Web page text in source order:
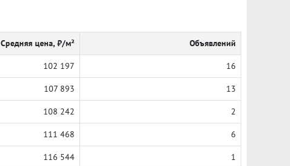
Средняя цена, ₽/м² Объявлений
102 197 16
107 893 13
108 242 2
111 468 6
116 544 1